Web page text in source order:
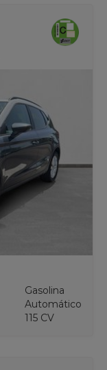
Gasolina
Automático
115 CV